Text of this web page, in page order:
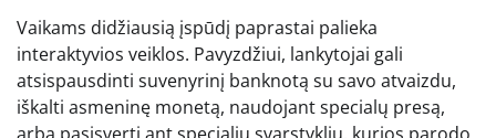
Vaikams didžiausią įspūdį paprastai palieka
interaktyvios veiklos. Pavyzdžiui, lankytojai gali
atsispausdinti suvenyrinį banknotą su savo atvaizdu,
iškalti asmeninę monetą, naudojant specialų presą,